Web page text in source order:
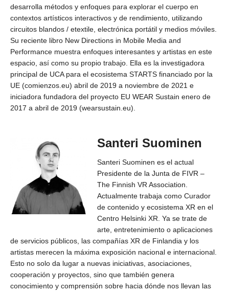
desarrolla métodos y enfoques para explorar el cuerpo en
contextos artísticos interactivos y de rendimiento, utilizando
circuitos blandos / etextile, electrónica portátil y medios móviles.
Su reciente libro New Directions in Mobile Media and
Performance muestra enfoques interesantes y artistas en este
espacio, así como su propio trabajo. Ella es la investigadora
principal de UCA para el ecosistema STARTS financiado por la
UE (comienzos.eu) abril de 2019 a noviembre de 2021 e
iniciadora fundadora del proyecto EU WEAR Sustain enero de
2017 a abril de 2019 (wearsustain.eu).
Santeri Suominen
Santeri Suominen es el actual
Presidente de la Junta de FIVR –
The Finnish VR Association.
Actualmente trabaja como Curador
de contenido y ecosistema XR en el
Centro Helsinki XR. Ya se trate de
arte, entretenimiento o aplicaciones
de servicios públicos, las compañías XR de Finlandia y los
artistas merecen la máxima exposición nacional e internacional.
Esto no solo da lugar a nuevas iniciativas, asociaciones,
cooperación y proyectos, sino que también genera
conocimiento y comprensión sobre hacia dónde nos llevan las